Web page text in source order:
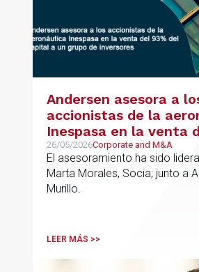
Andersen asesora a
accionistas de la
Inespasa en la venta
del capital a un grupo
inversores
26/05/2026Corporate and M&A
El asesoramiento ha sido
Marta Morales, Socia; junto a
Murillo.
LEER MÁS >>